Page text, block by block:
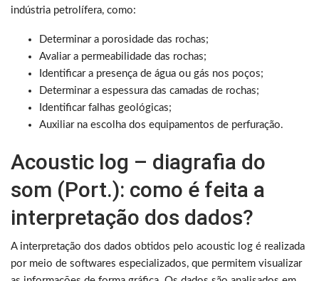
indústria petrolífera, como:
Determinar a porosidade das rochas;
Avaliar a permeabilidade das rochas;
Identificar a presença de água ou gás nos poços;
Determinar a espessura das camadas de rochas;
Identificar falhas geológicas;
Auxiliar na escolha dos equipamentos de perfuração.
Acoustic log – diagrafia do
som (Port.): como é feita a
interpretação dos dados?
A interpretação dos dados obtidos pelo acoustic log é realizada
por meio de softwares especializados, que permitem visualizar